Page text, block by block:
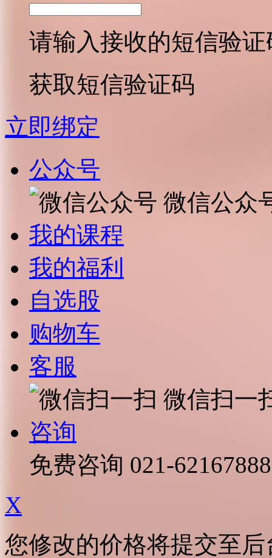
请输入接收的短信验证
获取短信验证码
立即绑定
公众号
微信公众
我的课程
我的福利
自选股
购物车
客服
微信扫一
咨询
免费咨询 021-62167888
X
您修改的价格将提交至